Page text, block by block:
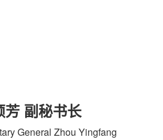
芳 副秘书长
General Zhou Yingfang